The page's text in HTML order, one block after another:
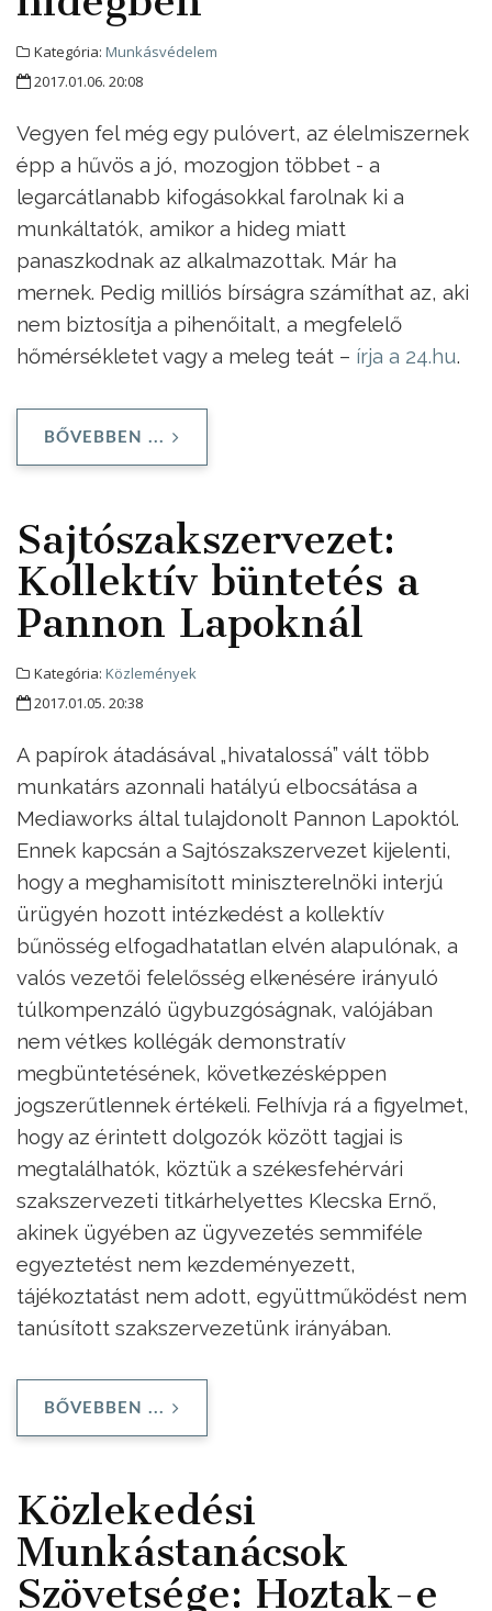
Kategória: Munkásvédelem
2017.01.06. 20:08
Vegyen fel még egy pulóvert, az élelmiszernek
épp a hűvös a jó, mozogjon többet - a
legarcátlanabb kifogásokkal farolnak ki a
munkáltatók, amikor a hideg miatt
panaszkodnak az alkalmazottak. Már ha
mernek. Pedig milliós bírságra számíthat az, aki
nem biztosítja a pihenőitalt, a megfelelő
hőmérsékletet vagy a meleg teát – írja a 24.hu.
BŐVEBBEN ...
Sajtószakszervezet:
Kollektív büntetés a
Pannon Lapoknál
Kategória: Közlemények
2017.01.05. 20:38
A papírok átadásával „hivatalossá” vált több
munkatárs azonnali hatályú elbocsátása a
Mediaworks által tulajdonolt Pannon Lapoktól.
Ennek kapcsán a Sajtószakszervezet kijelenti,
hogy a meghamisított miniszterelnöki interjú
ürügyén hozott intézkedést a kollektív
bűnösség elfogadhatatlan elvén alapulónak, a
valós vezetői felelősség elkenésére irányuló
túlkompenzáló ügybuzgóságnak, valójában
nem vétkes kollégák demonstratív
megbüntetésének, következésképpen
jogszerűtlennek értékeli. Felhívja rá a figyelmet,
hogy az érintett dolgozók között tagjai is
megtalálhatók, köztük a székesfehérvári
szakszervezeti titkárhelyettes Klecska Ernő,
akinek ügyében az ügyvezetés semmiféle
egyeztetést nem kezdeményezett,
tájékoztatást nem adott, együttműködést nem
tanúsított szakszervezetünk irányában.
BŐVEBBEN ...
Közlekedési
Munkástanácsok
Szövetsége: Hoztak-e